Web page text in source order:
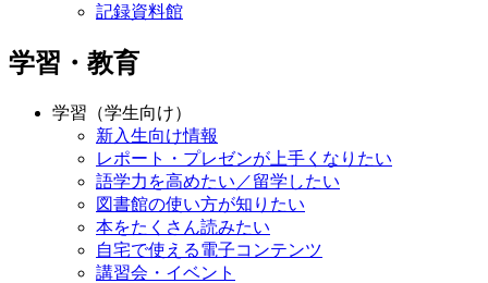
記録資料館
学習・教育
学習（学生向け）
新入生向け情報
レポート・プレゼンが上手くなりたい
語学力を高めたい／留学したい
図書館の使い方が知りたい
本をたくさん読みたい
自宅で使える電子コンテンツ
講習会・イベント